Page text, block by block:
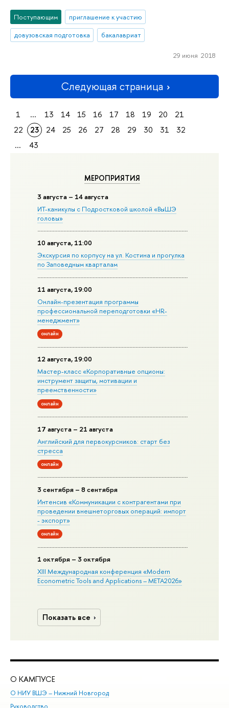
МЕРОПРИЯТИЯ
3 августа – 14 августа
ИТ-каникулы с Подростковой школой «ВыШЭ
головы»
10 августа, 11:00
Экскурсия по корпусу на ул. Костина и прогулка
по Заповедным кварталам
11 августа, 19:00
Онлайн-презентация программы
профессиональной переподготовки «HR-
менеджмент»
онлайн
12 августа, 19:00
Мастер-класс «Корпоративные опционы:
инструмент защиты, мотивации и
преемственности»
онлайн
17 августа – 21 августа
Английский для первокурсников: старт без
стресса
онлайн
3 сентября – 8 сентября
Интенсив «Коммуникации с контрагентами при
проведении внешнеторговых операций: импорт
- экспорт»
онлайн
1 октября – 3 октября
XIII Международная конференция «Modern
Econometric Tools and Applications – META2026»
Показать все
Поступающим
приглашение к участию
довузовская подготовка
бакалавриат
29 июня 2018
Следующая страница
1 ... 13 14 15 16 17 18 19 20
21
22
23 24 25 26 27 28 29 30 31
32
...
43
О КАМПУСЕ
О НИУ ВШЭ – Нижний Новгород
Руководство